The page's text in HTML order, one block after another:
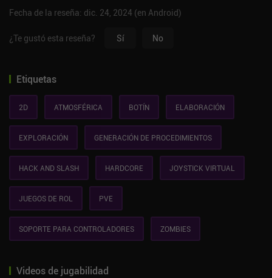
Fecha de la reseña: dic. 24, 2024 (en Android)
¿Te gustó esta reseña? Sí No
Etiquetas
2D ATMOSFÉRICA BOTÍN ELABORACIÓN
EXPLORACIÓN GENERACIÓN DE PROCEDIMIENTOS
HACK AND SLASH HARDCORE JOYSTICK VIRTUAL
JUEGOS DE ROL PVE
SOPORTE PARA CONTROLADORES ZOMBIES
Videos de jugabilidad